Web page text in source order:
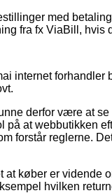
med
fra fx ViaBill,
internet
derfor være at
på at webbutikken
forstår reglerne.
at køber er vidende
hvilken